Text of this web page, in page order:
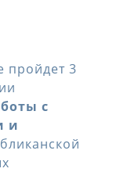
пройдет 3
с
и